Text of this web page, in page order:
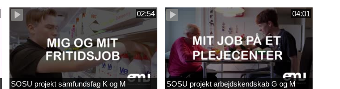
02:54
SOSU projekt samfundsfag K og M
04:01
SOSU projekt arbejdskendskab G og M